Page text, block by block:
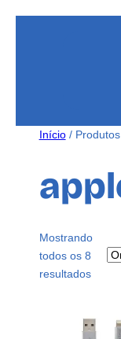
Início/ Produtos
Mostrando
todos os 8
resultados